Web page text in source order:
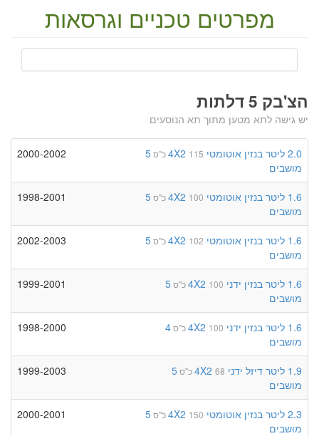
מפרטים טכניים וגרסאות
הצ'בק 5 דלתות
יש גישה לתא מטען מתוך תא הנוסעים
2.0 ליטר בנזין אוטומטי 4X2 115 כ"ס
5
מושבים
2000-2002
1.6 ליטר בנזין אוטומטי 4X2 100 כ"ס
5
מושבים
1998-2001
1.6 ליטר בנזין אוטומטי 4X2 102 כ"ס
5
מושבים
2002-2003
1.6 ליטר בנזין ידני 4X2 100 כ"ס
5
מושבים
1999-2001
1.6 ליטר בנזין ידני 4X2 100 כ"ס
4
מושבים
1998-2000
1.9 ליטר דיזל ידני 4X2 68 כ"ס
5
מושבים
1999-2003
2.3 ליטר בנזין אוטומטי 4X2 150 כ"ס
5
מושבים
2000-2001